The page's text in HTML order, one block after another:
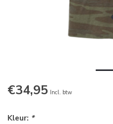
€34,95 Incl. btw
Kleur: *